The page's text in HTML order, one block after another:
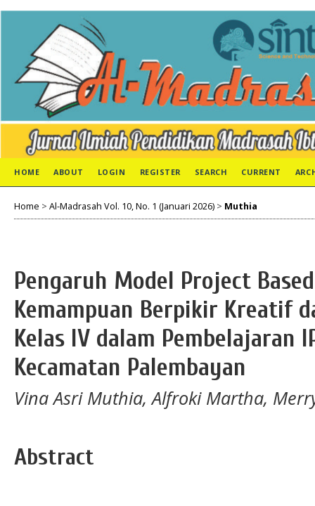
HOME ABOUT LOGIN REGISTER SEARCH CURRENT
Home > Al-Madrasah Vol. 10, No. 1 (Januari 2026) > Muthia
Pengaruh Model Project
Kemampuan Berpikir Kreatif
Kelas IV dalam Pembelajaran
Kecamatan Palembayan
Vina Asri Muthia, Alfroki Martha,
Abstract